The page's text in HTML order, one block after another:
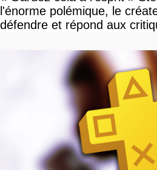
l'énorme polémique, le
défendre et répond aux